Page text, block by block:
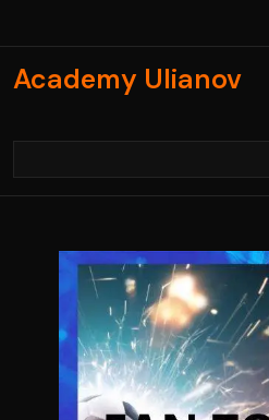
content
Academy Ulianov